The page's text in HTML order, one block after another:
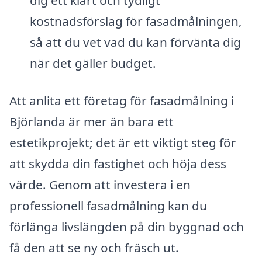
kostnadsförslag för fasadmålningen,
så att du vet vad du kan förvänta dig
när det gäller budget.
Att anlita ett företag för fasadmålning i
Björlanda är mer än bara ett
estetikprojekt; det är ett viktigt steg för
att skydda din fastighet och höja dess
värde. Genom att investera i en
professionell fasadmålning kan du
förlänga livslängden på din byggnad och
få den att se ny och fräsch ut.